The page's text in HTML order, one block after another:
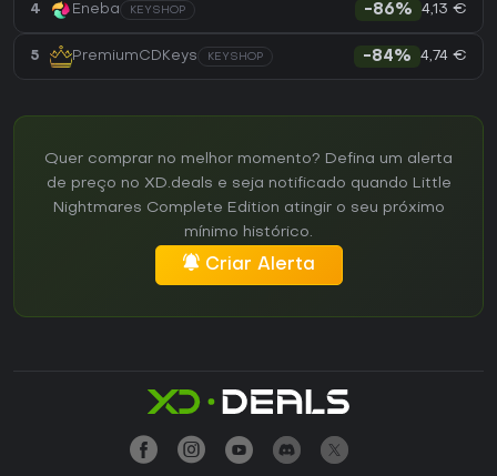
4 Eneba KEYSHOP -86% 4,13 €
5 PremiumCDKeys KEYSHOP -84% 4,74 €
Quer comprar no melhor momento? Defina um alerta
de preço no XD.deals e seja notificado quando Little
Nightmares Complete Edition atingir o seu próximo
mínimo histórico.
Criar Alerta